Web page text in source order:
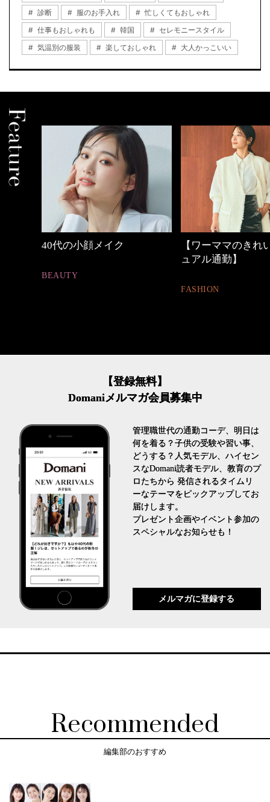
診断
服のお手入れ
忙しくてもおしゃれ
仕事もおしゃれも
韓国
セレモニースタイル
気温別の服装
楽しておしゃれ 大人かっこいい
40代の小顔メイク
BEAUTY
【ワーママのきれ
ュアル通勤】
FASHION
【登録無料】
Domaniメルマガ会員募集中
管理職世代の通勤コーデ、明日は
何を着る？子供の受験や習い事、
どうする？人気モデル、ハイセン
スなDomani読者モデル、教育のプ
ロたちから 発信されるタイムリ
ーなテーマをピックアップしてお
届けします。
プレゼント企画やイベント参加の
スペシャルなお知らせも！
メルマガに登録する
Recommended
編集部のおすすめ